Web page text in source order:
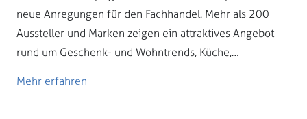
neue Anregungen für den Fachhandel. Mehr als 200
Aussteller und Marken zeigen ein attraktives Angebot
rund um Geschenk- und Wohntrends, Küche,…
Mehr erfahren